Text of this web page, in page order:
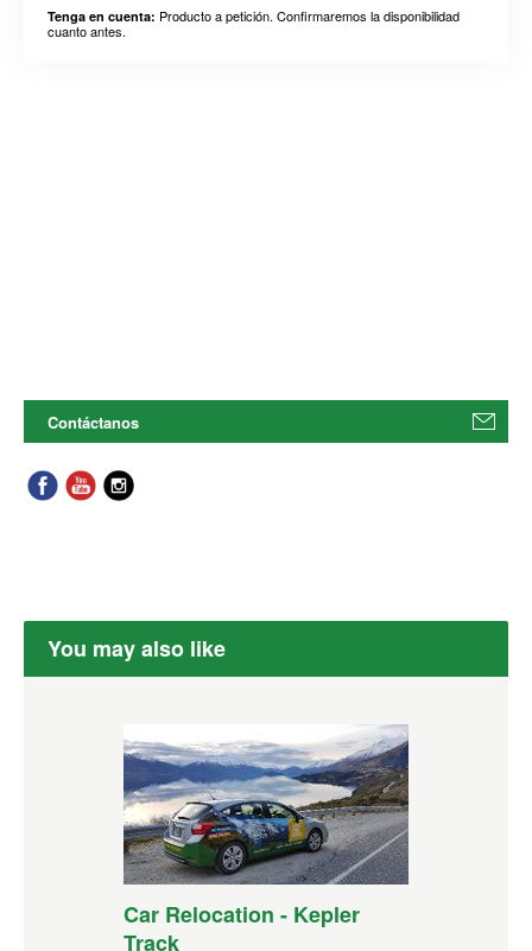
Tenga en cuenta: Producto a petición. Confirmaremos la disponibilidad
cuanto antes.
Contáctanos
You may also like
Car Relocation - Kepler
Track